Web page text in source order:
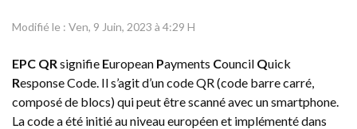
Modifié le : Ven, 9 Juin, 2023 à 4:29 H
EPC QRsignifie European Payments Council Quick
Response Code. Il s’agit d’un code QR (code barre carré,
composé de blocs) qui peut être scanné avec un smartphone.
La code a été initié au niveau européen et implémenté dans